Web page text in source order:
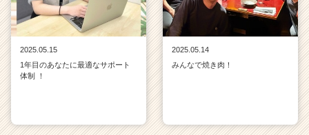
2025.05.15
1年目のあなたに最適なサポート
体制 ！
2025.05.14
みんなで焼き肉！